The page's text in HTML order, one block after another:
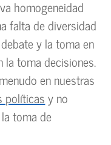
homogeneidad
falta de diversidad
y la toma en
la toma decisiones.
en nuestras
políticasy no
toma de